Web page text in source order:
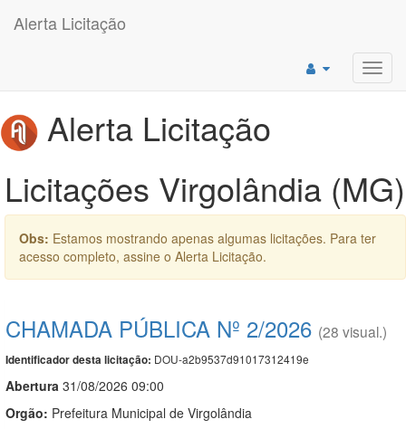
Alerta Licitação
Alerta Licitação
Licitações Virgolândia (MG)
Obs: Estamos mostrando apenas algumas licitações. Para ter
acesso completo, assine o Alerta Licitação.
CHAMADA PÚBLICA Nº 2/2026 (28 visual.)
Identificador desta licitação: DOU-a2b9537d91017312419e
Abertura 31/08/2026 09:00
Orgão: Prefeitura Municipal de Virgolândia